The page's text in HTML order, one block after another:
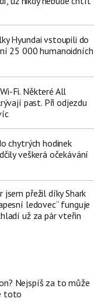
Hyundai vstoupili do
25 000 humanoidních
Fi. Některé All
past. Při odjezdu
chytrých hodinek
veškerá očekávání
jsem přežil díky Shark
ledovec“ funguje
už za pár vteřin
Nejspíš za to může
toto